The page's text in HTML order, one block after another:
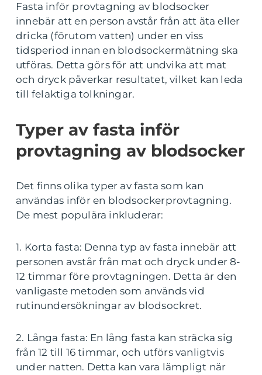
Fasta inför provtagning av blodsocker
innebär att en person avstår från att äta eller
dricka (förutom vatten) under en viss
tidsperiod innan en blodsockermätning ska
utföras. Detta görs för att undvika att mat
och dryck påverkar resultatet, vilket kan leda
till felaktiga tolkningar.
Typer av fasta inför
provtagning av blodsocker
Det finns olika typer av fasta som kan
användas inför en blodsockerprovtagning.
De mest populära inkluderar:
1. Korta fasta: Denna typ av fasta innebär att
personen avstår från mat och dryck under 8-
12 timmar före provtagningen. Detta är den
vanligaste metoden som används vid
rutinundersökningar av blodsockret.
2. Långa fasta: En lång fasta kan sträcka sig
från 12 till 16 timmar, och utförs vanligtvis
under natten. Detta kan vara lämpligt när